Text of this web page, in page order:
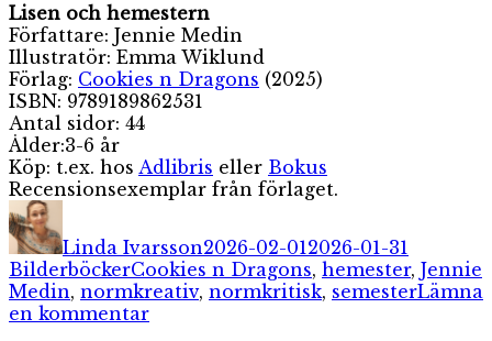
Lisen och hemestern
Författare: Jennie Medin
Illustratör: Emma Wiklund
Förlag: Cookies n Dragons (2025)
ISBN: 9789189862531
Antal sidor: 44
Ålder:3-6 år
Köp: t.ex. hos Adlibris eller Bokus
Recensionsexemplar från förlaget.
Linda Ivarsson2026-02-01 2026-01-31
BilderböckerEtiketter
Cookies n Dragons, hemester, Jennie
Medin, normkreativ, normkritisk, semesterLämna
en kommentartill